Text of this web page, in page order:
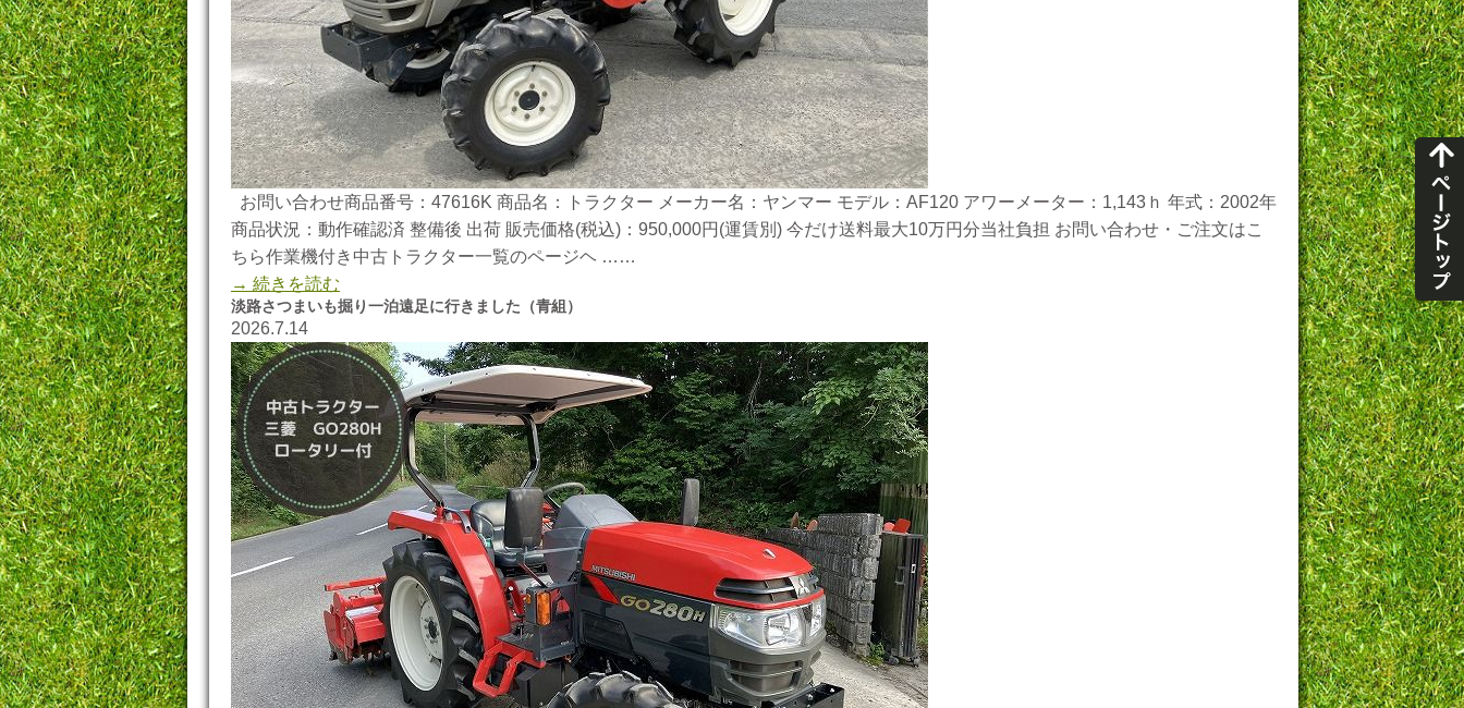
お問い合わせ商品番号：47616K 商品名：トラクター メーカー名：ヤンマー モデル：AF120 アワーメーター：1,143ｈ 年式：2002年
商品状況：動作確認済 整備後 出荷 販売価格(税込)：950,000円(運賃別) 今だけ送料最大10万円分当社負担 お問い合わせ・ご注文はこ
ちら作業機付き中古トラクター一覧のページヘ ……
→ 続きを読む
淡路さつまいも掘り一泊遠足に行きました（青組）
2026.7.14